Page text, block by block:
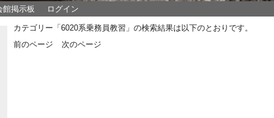
館掲示板 ログイン
カテゴリー「6020系乗務員教習」の検索結果は以下のとおりです。
前のページ
次のページ